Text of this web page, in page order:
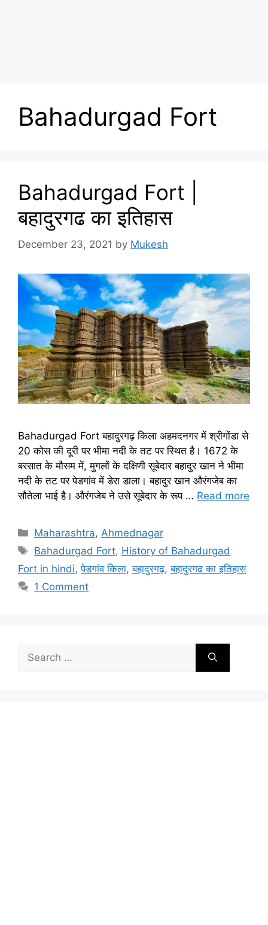
Bahadurgad Fort
Bahadurgad Fort |
बहादुरगढ का इतिहास
December 23, 2021 by Mukesh
Bahadurgad Fort बहादुरगढ़ किला अहमदनगर में श्रीगोंडा से
20 कोस की दूरी पर भीमा नदी के तट पर स्थित है। 1672 के
बरसात के मौसम में, मुगलों के दक्षिणी सूबेदार बहादुर खान ने भीमा
नदी के तट पर पेडगांव में डेरा डाला। बहादुर खान औरंगजेब का
सौतेला भाई है। औरंगजेब ने उसे सूबेदार के रूप … Read more
Categories
Maharashtra, Ahmednagar
Tags
Bahadurgad Fort, History of Bahadurgad
Fort in hindi,पेडगांव किला,बहादुरगढ़,बहादुरगढ का इतिहास
1 Comment
for: